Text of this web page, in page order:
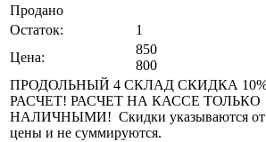
Продано
Остаток:
1
Цена:
850
800
ПРОДОЛЬНЫЙ 4 СКЛАД СКИДКА
РАСЧЕТ! РАСЧЕТ НА КАССЕ ТОЛЬКО
НАЛИЧНЫМИ! Скидки указываются от
цены и не суммируются.